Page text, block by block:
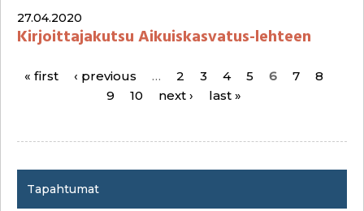
27.04.2020
Kirjoittajakutsu Aikuiskasvatus-lehteen
« first ‹ previous … 2 3 4 5 6 7
8
9
10 next › last »
Tapahtumat